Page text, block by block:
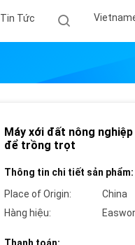
Tin Tức
Máy xới đất nông
để trồng trọt
Thông tin chi tiết sản phẩm:
Place of Origin:
China
Hàng hiệu: